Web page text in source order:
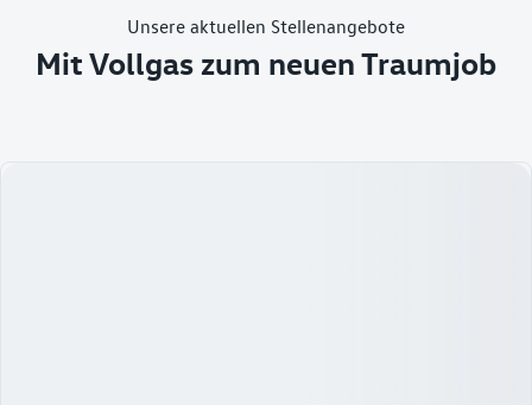
Unsere aktuellen Stellenangebote
Mit Vollgas zum neuen Traumjob